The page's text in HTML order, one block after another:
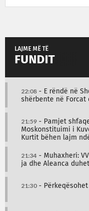
LAJME MË TË
FUNDIT
22:08 - E rëndë në
shërbente në Forcat
21:59 - Pamjet
Moskonstituimi i
Kurtit bëhen lajm
21:34 - Muhaxheri:
ja dhe Aleanca
21:30- Përkeqësohet